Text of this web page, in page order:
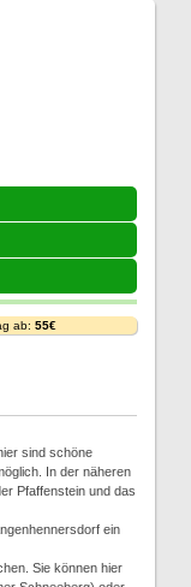
ab: 55€
sind schöne
In der näheren
Pfaffenstein und das
ein
Sie können hier